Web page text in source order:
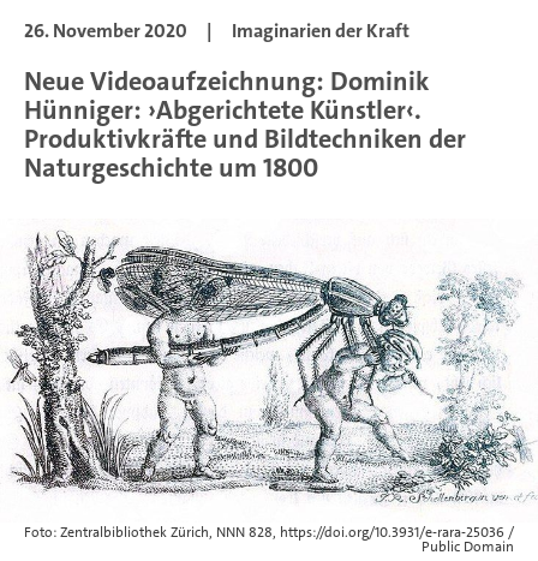
26. November 2020 | Imaginarien der Kraft
Neue Videoaufzeichnung: Dominik
Hünniger: ›Abgerichtete Künstler‹.
Produktivkräfte und Bildtechniken der
Naturgeschichte um 1800
Foto: Zentralbibliothek Zürich, NNN 828, https://doi.org/10.3931/e-rara-25036 /
Public Domain